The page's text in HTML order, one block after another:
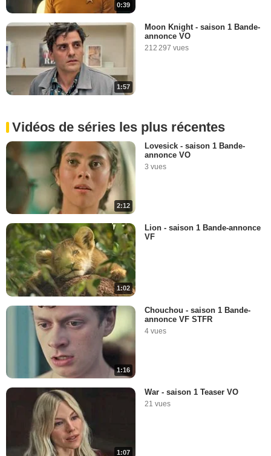
0:39
1:57
Moon Knight - saison 1 Bande-
annonce VO
212 297 vues
Vidéos de séries les plus récentes
2:12
Lovesick - saison 1 Bande-
annonce VO
3 vues
1:02
Lion - saison 1 Bande-annonce
VF
1:16
Chouchou - saison 1 Bande-
annonce VF STFR
4 vues
1:07
War - saison 1 Teaser VO
21 vues